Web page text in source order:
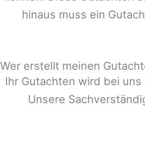
hinaus muss ein
Wer erstellt meinen
Ihr Gutachten wird bei
Unsere